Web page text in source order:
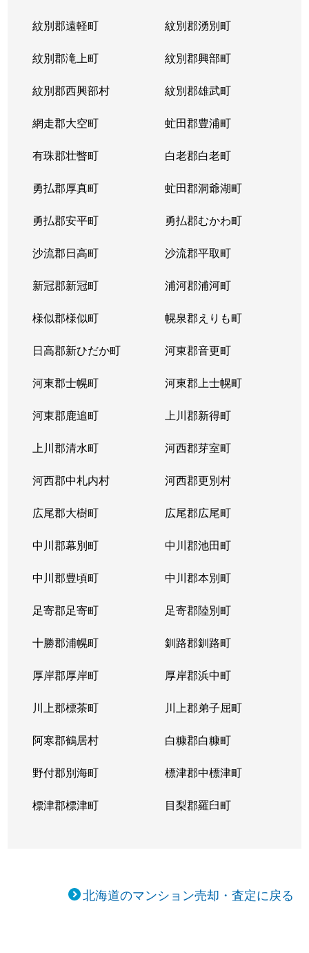
紋別郡遠軽町 紋別郡湧別町
紋別郡滝上町 紋別郡興部町
紋別郡西興部村 紋別郡雄武町
網走郡大空町 虻田郡豊浦町
有珠郡壮瞥町 白老郡白老町
勇払郡厚真町 虻田郡洞爺湖町
勇払郡安平町 勇払郡むかわ町
沙流郡日高町 沙流郡平取町
新冠郡新冠町 浦河郡浦河町
様似郡様似町 幌泉郡えりも町
日高郡新ひだか町 河東郡音更町
河東郡士幌町 河東郡上士幌町
河東郡鹿追町 上川郡新得町
上川郡清水町 河西郡芽室町
河西郡中札内村 河西郡更別村
広尾郡大樹町 広尾郡広尾町
中川郡幕別町 中川郡池田町
中川郡豊頃町 中川郡本別町
足寄郡足寄町 足寄郡陸別町
十勝郡浦幌町 釧路郡釧路町
厚岸郡厚岸町 厚岸郡浜中町
川上郡標茶町 川上郡弟子屈町
阿寒郡鶴居村 白糠郡白糠町
野付郡別海町 標津郡中標津町
標津郡標津町 目梨郡羅臼町
北海道のマンション売却・査定に戻る